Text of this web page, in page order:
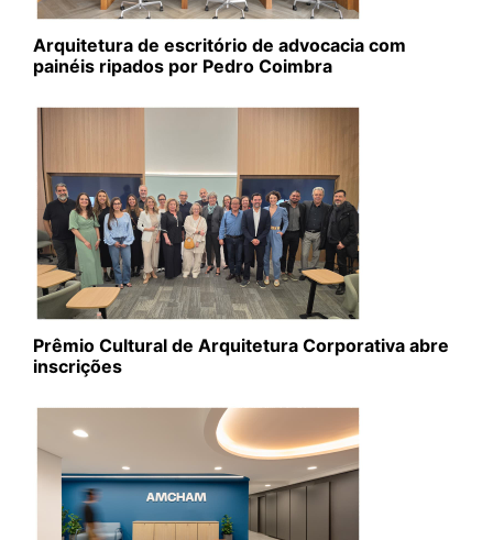
Arquitetura de escritório de advocacia com
painéis ripados por Pedro Coimbra
Prêmio Cultural de Arquitetura Corporativa abre
inscrições